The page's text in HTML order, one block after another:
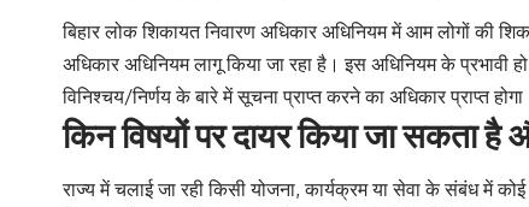
बिहार लोक शिकायत निवारण अधिकार अधिनियम में आम लोगों की
अधिकार अधिनियम लागू किया जा रहा है। इस अधिनियम के
विनिश्चय/निर्णय के बारे में सूचना प्राप्त करने का अधिकार प्राप्त
किन विषयों पर दायर किया जा सकता है
राज्य में चलाई जा रही किसी योजना, कार्यक्रम या सेवा के संबंध में